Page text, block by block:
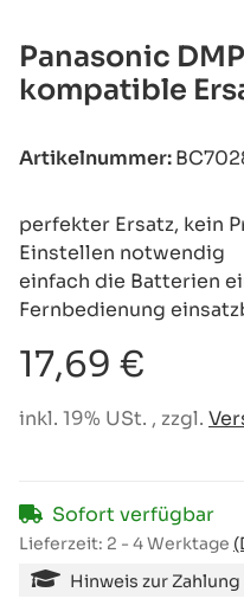
Panasonic
kompatible
Artikelnummer:
perfekter Ersatz, kein
Einstellen notwendig
einfach die Batterien
Fernbedienung
17,69 €
inkl. 19% USt. , zzgl.
Sofort verfügbar
Lieferzeit: 2 - 4 Werktage
Hinweis zur